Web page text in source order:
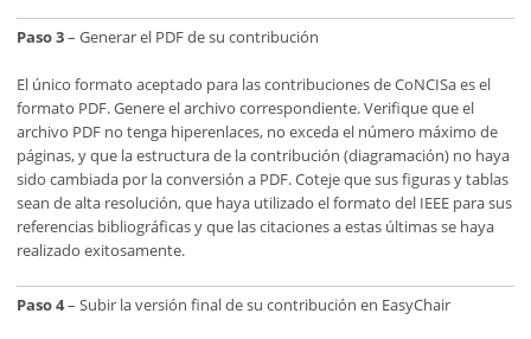
Paso 3– Generar el PDF de su contribución
El único formato aceptado para las contribuciones de CoNCISa es el
formato PDF. Genere el archivo correspondiente. Verifique que el
archivo PDF no tenga hiperenlaces, no exceda el número máximo de
páginas, y que la estructura de la contribución (diagramación) no haya
sido cambiada por la conversión a PDF. Coteje que sus figuras y tablas
sean de alta resolución, que haya utilizado el formato del IEEE para sus
referencias bibliográficas y que las citaciones a estas últimas se haya
realizado exitosamente.
Paso 4– Subir la versión final de su contribución en EasyChair